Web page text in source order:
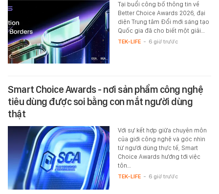
Tại buổi công bố thông tin về
Better Choice Awards 2026, đại
diện Trung tâm Đổi mới sáng tạo
Quốc gia đã cho biết một giải…
TEK-LIFE - 6 giờ trước
Smart Choice Awards - nơi sản phẩm công nghệ
tiêu dùng được soi bằng con mắt người dùng
thật
Với sự kết hợp giữa chuyên môn
của giới công nghệ và góc nhìn
từ người dùng thực tế, Smart
Choice Awards hướng tới việc
tôn…
TEK-LIFE - 6 giờ trước